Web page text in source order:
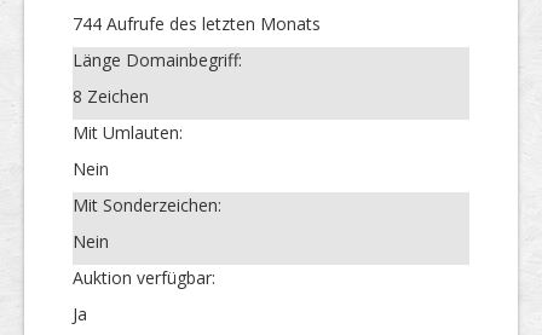
744 Aufrufe des letzten Monats
Länge Domainbegriff:
8 Zeichen
Mit Umlauten:
Nein
Mit Sonderzeichen:
Nein
Auktion verfügbar:
Ja